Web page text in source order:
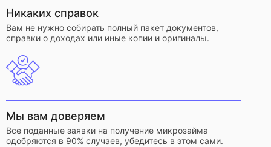
Никаких справок
Вам не нужно собирать полный пакет документов,
справки о доходах или иные копии и оригиналы.
Мы вам доверяем
Все поданные заявки на получение микрозайма
одобряются в 90% случаев, убедитесь в этом сами.